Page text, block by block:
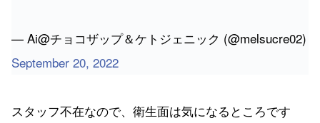
— Ai@チョコザップ＆ケトジェニック (@melsucre02)
September 20, 2022
スタッフ不在なので、衛生面は気になるところです